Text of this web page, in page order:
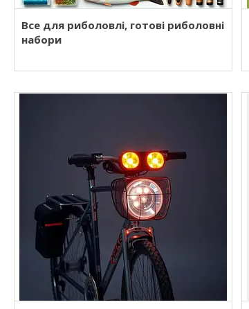
Все для риболовлі, готові риболовні
набори